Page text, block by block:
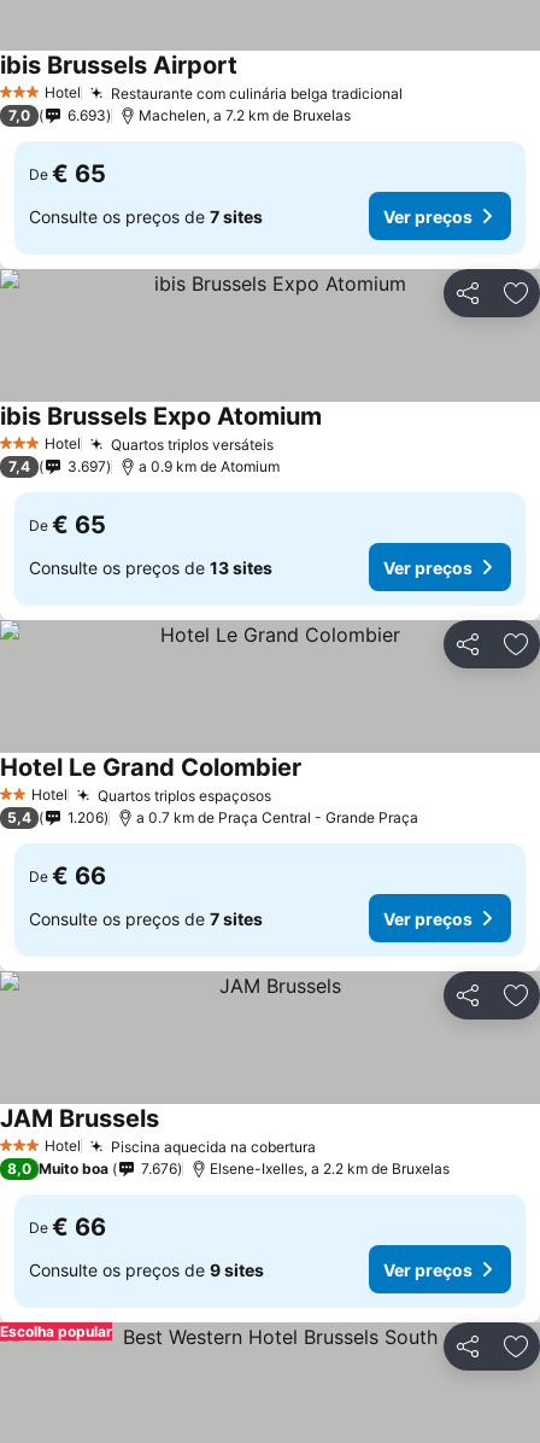
3 EstrelasHotel Restaurante com culinária belga tradicional
ibis Brussels Airport
7,0 6.693 Machelen, a 7.2 km de Bruxelas
De € 65
Consulte os preços de 7 sites Ver preços
Partilhar
3 EstrelasHotel Quartos triplos versáteis
ibis Brussels Expo Atomium
7,4 3.697 a 0.9 km de Atomium
De € 65
Consulte os preços de 13 sites Ver preços
Partilhar
2 Estrelas
Hotel Quartos triplos espaçosos
Hotel Le Grand Colombier
5,4 1.206 a 0.7 km de Praça Central - Grande Praça
De € 66
Consulte os preços de 7 sites Ver preços
Partilhar
3 EstrelasHotel Piscina aquecida na cobertura
JAM Brussels
8,0 Muito boa 7.676 Elsene-Ixelles, a 2.2 km de Bruxelas
De € 66
Consulte os preços de 9 sites Ver preços
Partilhar
Escolha popular